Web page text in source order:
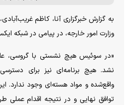
به گزارش خبرگزاری آنا، کاظم
وزارت امور خارجه، در پیامی در شبکه
«در سوئیس هیچ نشستی با گروسی،
نشد. هیچ برنامه‌ای نیز برای
واقع‌شده و مواد هسته‌ای وجود ندارد.
توافق نهایی و در نتیجه اقدام عملی